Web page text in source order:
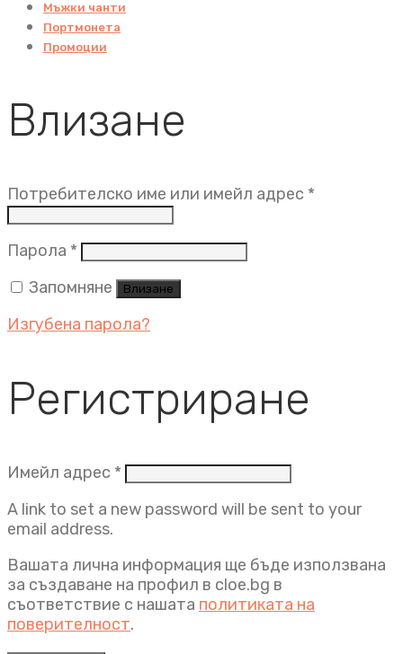
Мъжки чанти
Портмонета
Промоции
Влизане
Потребителско име или имейл адрес *
Парола * Задължително
Запомняне
Влизане
Изгубена парола?
Регистриране
Имейл адрес * Задължително
A link to set a new password will be sent to your
email address.
Вашата лична информация ще бъде използвана
за създаване на профил в cloe.bg в
съответствие с нашата политиката на
поверителност.